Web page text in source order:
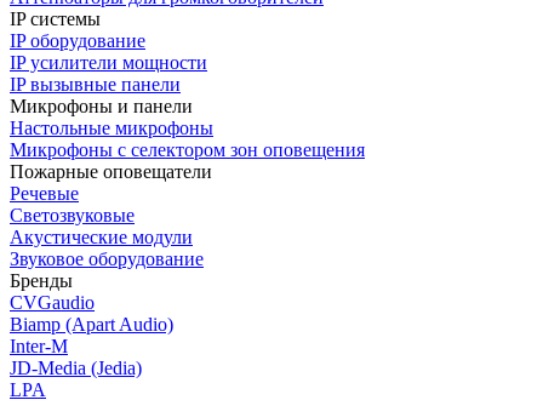
IP системы
IP оборудование
IP усилители мощности
IP вызывные панели
Микрофоны и панели
Настольные микрофоны
Микрофоны с селектором зон оповещения
Пожарные оповещатели
Речевые
Светозвуковые
Акустические модули
Звуковое оборудование
Бренды
CVGaudio
Biamp (Apart Audio)
Inter-M
JD-Media (Jedia)
LPA